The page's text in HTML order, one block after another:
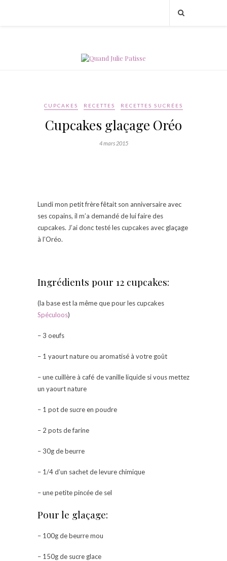
CUPCAKES RECETTES RECETTES SUCRÉES
Cupcakes glaçage Oréo
4 mars 2015
Lundi mon petit frère fêtait son anniversaire avec
ses copains, il m’a demandé de lui faire des
cupcakes. J’ai donc testé les cupcakes avec glaçage
à l’Oréo.
Ingrédients pour 12 cupcakes:
(la base est la même que pour les cupcakes
Spéculoos)
– 3 oeufs
– 1 yaourt nature ou aromatisé à votre goût
– une cuillère à café de vanille liquide si vous mettez
un yaourt nature
– 1 pot de sucre en poudre
– 2 pots de farine
– 30g de beurre
– 1/4 d’un sachet de levure chimique
– une petite pincée de sel
Pour le glaçage:
– 100g de beurre mou
– 150g de sucre glace